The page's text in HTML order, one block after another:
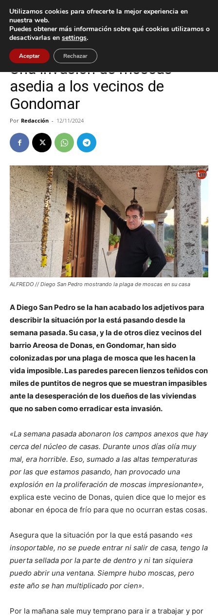
Inicio Gondomar
Gondomar Sucesos
Una invasión de moscas
asedia a los vecinos de
Gondomar
Por Redacción - 12/11/2024
ALFREDO // Diego San Pedro mostrando la plaga de moscas en su casa
A Diego San Pedro se la han acabado los adjetivos para
describir la situación por la está pasando desde la
semana pasada. Su casa, y la de otros diez vecinos del
barrio Areosa de Donas, en Gondomar, han sido
colonizadas por una plaga de mosca que les hacen la
vida imposible. Las paredes parecen lienzos teñidos con
miles de puntitos de negros que se muestran impasibles
ante la desesperación de los dueños de las viviendas
que no saben como erradicar esta invasión.
«La semana pasada abonaron los campos anexos que hay
cerca del núcleo de casas. Durante unos días olía muy
mal, era horrible. Eso, sumado a las altas temperaturas
por las que estamos pasando, han provocado una
explosión en la proliferación de moscas impresionante»,
explica este vecino de Donas, quien dice que lo mejor es
abonar en época de frío para que no ocurran estas cosas.
Asegura que la situación por la que está pasando «es
insoportable, no se puede entrar ni salir de casa, tengo la
puerta sellada por la parte de dentro y ni tan siquiera
puedo abrir una ventana. Siempre hubo moscas, pero
este año se han multiplicado por cien».
Por la mañana sale muy temprano para ir a trabajar y por
Utilizamos cookies para ofrecerte la mejor experiencia en
nuestra web.
Puedes obtener más información sobre qué cookies utilizamos o
desactivarlas en settings.
Aceptar Rechazar